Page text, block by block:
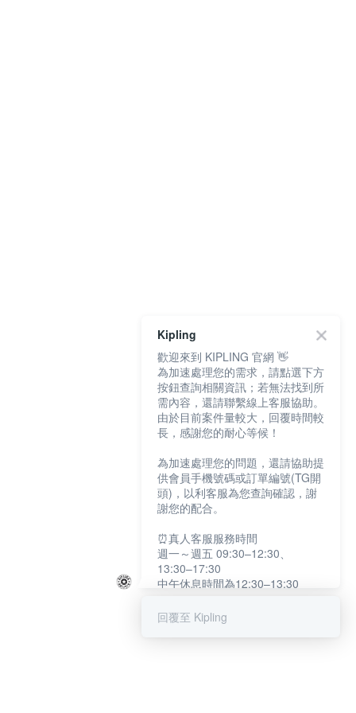
Kipling
歡迎來到 KIPLING 官網 👋
為加速處理您的需求，請點選下方
按鈕查詢相關資訊；若無法找到所
需內容，還請聯繫線上客服協助。
由於目前案件量較大，回覆時間較
長，感謝您的耐心等候！
為加速處理您的問題，還請協助提
供會員手機號碼或訂單編號(TG開
頭)，以利客服為您查詢確認，謝
謝您的配合。
⏰真人客服服務時間
週一～週五 09:30–12:30、
13:30–17:30
中午休息時間為12:30–13:30
提醒您：系統會自動已讀訊息，如
回覆至 Kipling